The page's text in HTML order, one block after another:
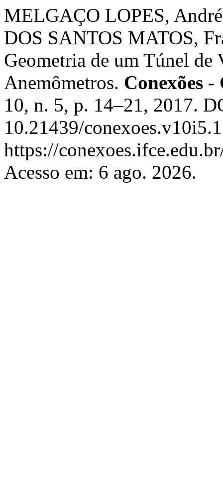
MELGAÇO LOPES,
DOS SANTOS MATOS,
Geometria de um Túnel de
Anemômetros. Conexões -
10, n. 5, p. 14–21, 2017.
10.21439/
https://
Acesso em: 6 ago. 2026.